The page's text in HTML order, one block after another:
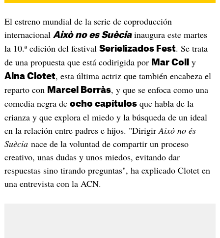
El estreno mundial de la serie de coproducción
internacional Això no es Suèciainaugura este martes
la 10.ª edición del festival Serielizados Fest. Se trata
de una propuesta que está codirigida por Mar Coll y
Aina Clotet, esta última actriz que también encabeza el
reparto con Marcel Borràs, y que se enfoca como una
comedia negra de ocho capítulosque habla de la
crianza y que explora el miedo y la búsqueda de un ideal
en la relación entre padres e hijos. "DirigirAixò no és
Suècianace de la voluntad de compartir un proceso
creativo, unas dudas y unos miedos, evitando dar
respuestas sino tirando preguntas", ha explicado Clotet en
una entrevista con la ACN.